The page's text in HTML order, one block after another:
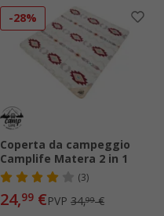
-28%
Coperta da campeggio
Camplife Matera 2 in 1
(3)
24,99 €PVP 34,99€